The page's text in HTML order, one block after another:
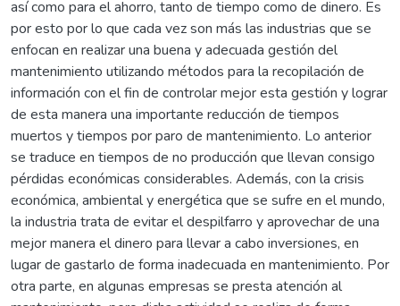
así como para el ahorro, tanto de tiempo como de dinero. Es
por esto por lo que cada vez son más las industrias que se
enfocan en realizar una buena y adecuada gestión del
mantenimiento utilizando métodos para la recopilación de
información con el fin de controlar mejor esta gestión y lograr
de esta manera una importante reducción de tiempos
muertos y tiempos por paro de mantenimiento. Lo anterior
se traduce en tiempos de no producción que llevan consigo
pérdidas económicas considerables. Además, con la crisis
económica, ambiental y energética que se sufre en el mundo,
la industria trata de evitar el despilfarro y aprovechar de una
mejor manera el dinero para llevar a cabo inversiones, en
lugar de gastarlo de forma inadecuada en mantenimiento. Por
otra parte, en algunas empresas se presta atención al